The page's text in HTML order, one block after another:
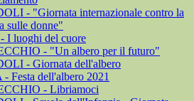
- "Giornata internazionale contro la
sulle donne"
I luoghi del cuore
- "Un albero per il futuro"
- Giornata dell'albero
- Festa dell'albero 2021
- Libriamoci